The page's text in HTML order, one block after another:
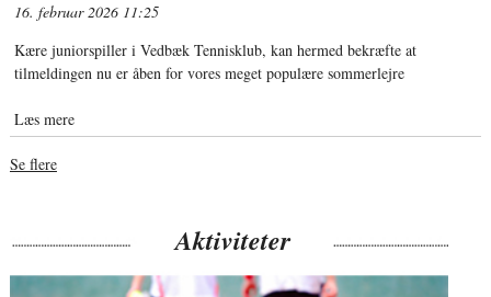
16. februar 2026 11:25
Kære juniorspiller i Vedbæk Tennisklub, kan hermed bekræfte at
tilmeldingen nu er åben for vores meget populære sommerlejre
Læs mere
Se flere
Aktiviteter